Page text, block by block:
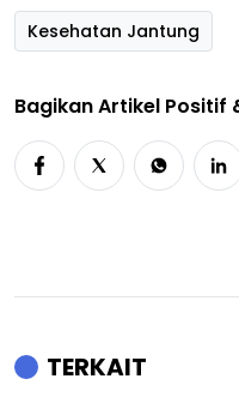
Kesehatan Jantung
Bagikan Artikel Positif
TERKAIT